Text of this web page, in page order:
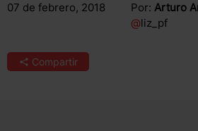
07 de febrero, 2018 Por: Arturo
@liz_pf
Compartir